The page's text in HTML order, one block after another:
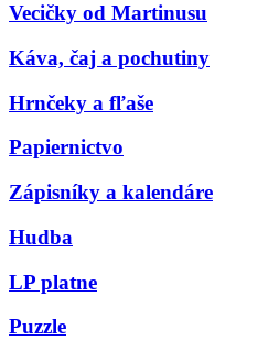
Vecičky od Martinusu
Káva, čaj a pochutiny
Hrnčeky a fľaše
Papiernictvo
Zápisníky a kalendáre
Hudba
LP platne
Puzzle